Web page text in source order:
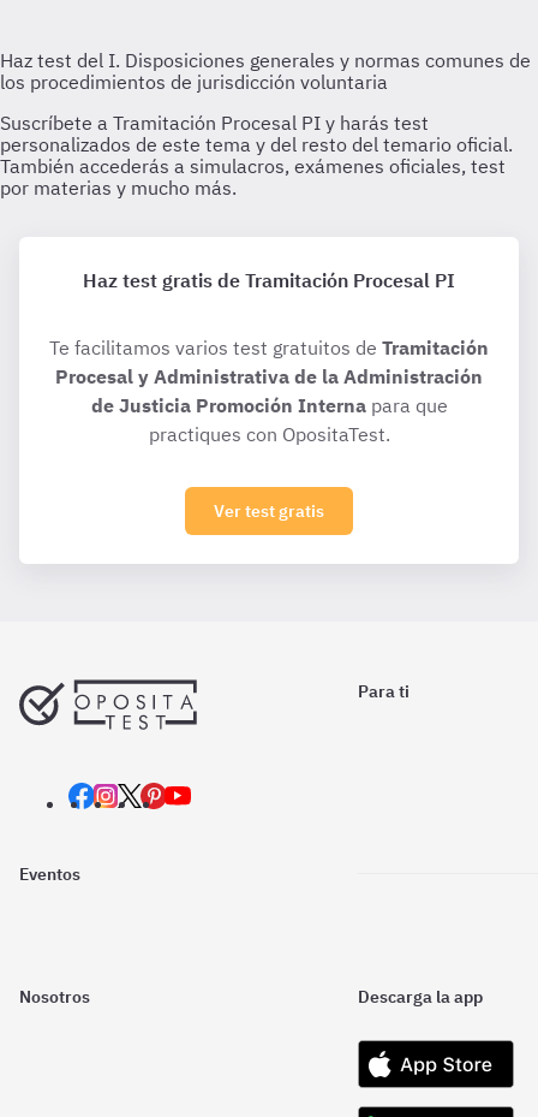
Haz test gratis de Tramitación Procesal PI
Te facilitamos varios test gratuitos de Tramitación
Procesal y Administrativa de la Administración
de Justicia Promoción Internapara que
practiques con OpositaTest.
Ver test gratis
Para ti
Eventos
Nosotros Descarga la app